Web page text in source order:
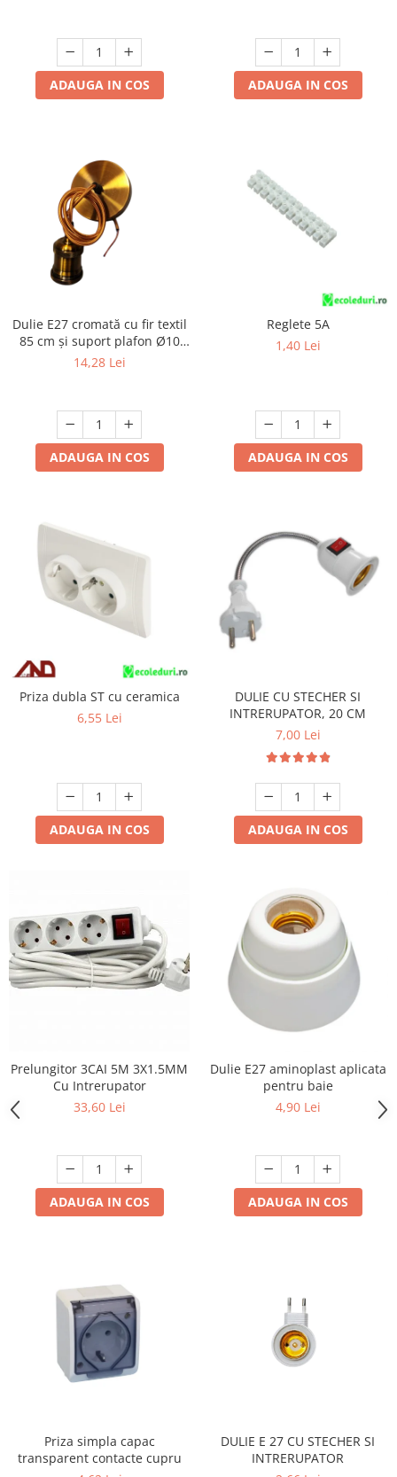
ADAUGA IN COS ADAUGA IN COS
Dulie E27 cromată cu fir textil
85 cm și suport plafon Ø10
cm, cu accesorii de montaj
14,28 Lei
ADAUGA IN COS
Reglete 5A
1,40 Lei
ADAUGA IN COS
Priza dubla ST cu ceramica
6,55 Lei
ADAUGA IN COS
DULIE CU STECHER SI
INTRERUPATOR, 20 CM
7,00 Lei
ADAUGA IN COS
Prelungitor 3CAI 5M 3X1.5MM
Cu Intrerupator
33,60 Lei
ADAUGA IN COS
Dulie E27 aminoplast aplicata
pentru baie
4,90 Lei
ADAUGA IN COS
Priza simpla capac
transparent contacte cupru
DULIE E 27 CU STECHER SI
INTRERUPATOR